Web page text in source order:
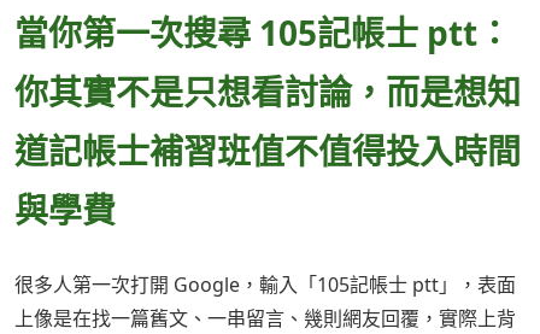
當你第一次搜尋 105記帳士 ptt：
你其實不是只想看討論，而是想知
道記帳士補習班值不值得投入時間
與學費
很多人第一次打開 Google，輸入「105記帳士 ptt」，表面
上像是在找一篇舊文、一串留言、幾則網友回覆，實際上背